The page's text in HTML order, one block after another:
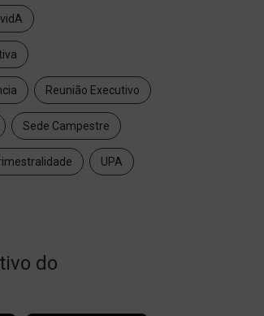
Reunião Executivo
Sede Campestre
UPA
do